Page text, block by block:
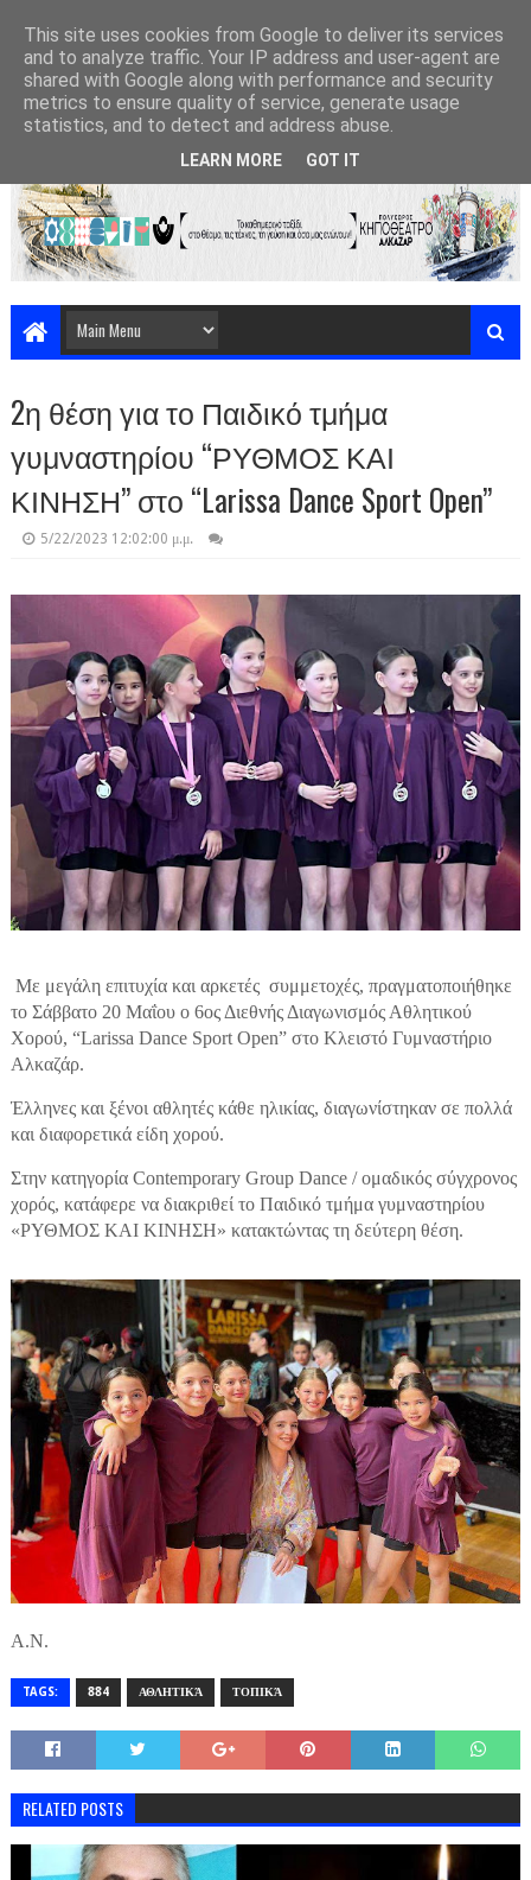
2η θέση για το Παιδικό τμήμα
γυμναστηρίου “ΡΥΘΜΟΣ ΚΑΙ
ΚΙΝΗΣΗ” στο “Larissa Dance Sport Open”
5/22/2023 12:02:00 μ.μ.
Με μεγάλη επιτυχία και αρκετές συμμετοχές, πραγματοποιήθηκε
το Σάββατο 20 Μαΐου ο 6ος Διεθνής Διαγωνισμός Αθλητικού
Χορού, “Larissa Dance Sport Open” στο Κλειστό Γυμναστήριο
Αλκαζάρ.
Έλληνες και ξένοι αθλητές κάθε ηλικίας, διαγωνίστηκαν σε πολλά
και διαφορετικά είδη χορού.
Στην κατηγορία Contemporary Group Dance / ομαδικός σύγχρονος
χορός, κατάφερε να διακριθεί το Παιδικό τμήμα γυμναστηρίου
«ΡΥΘΜΟΣ ΚΑΙ ΚΙΝΗΣΗ» κατακτώντας τη δεύτερη θέση.
Α.Ν.
TAGS: 884 ΑΘΛΗΤΙΚΆ ΤΟΠΙΚΆ
RELATED POSTS
This site uses cookies from Google to deliver its services
and to analyze traffic. Your IP address and user-agent are
shared with Google along with performance and security
metrics to ensure quality of service, generate usage
statistics, and to detect and address abuse.
LEARN MORE GOT IT